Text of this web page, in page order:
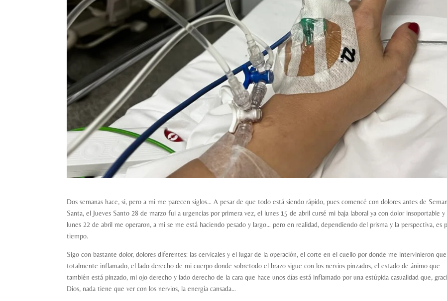
Dos semanas hace, si, pero a mi me parecen siglos… A pesar de que todo está siendo rápido, pues comencé con dolores antes de
Santa, el Jueves Santo 28 de marzo fui a urgencias por primera vez, el lunes 15 de abril cursé mi baja laboral ya con dolor insoportable y
lunes 22 de abril me operaron, a mi se me está haciendo pesado y largo… pero en realidad, dependiendo del prisma y la perspectiva, es
tiempo.
Sigo con bastante dolor, dolores diferentes: las cervicales y el lugar de la operación, el corte en el cuello por donde me intervinieron
totalmente inflamado, el lado derecho de mi cuerpo donde sobretodo el brazo sigue con los nervios pinzados, el estado de ánimo que
también está pinzado, mi ojo derecho y lado derecho de la cara que hace unos días está inflamado por una estúpida casualidad que,
Dios, nada tiene que ver con los nervios, la energía cansada…